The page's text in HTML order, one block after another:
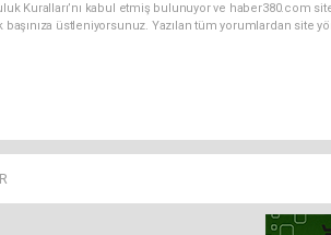
Kuralları’nı kabul etmiş bulunuyor ve haber380.com
üstleniyorsunuz. Yazılan tüm yorumlardan site